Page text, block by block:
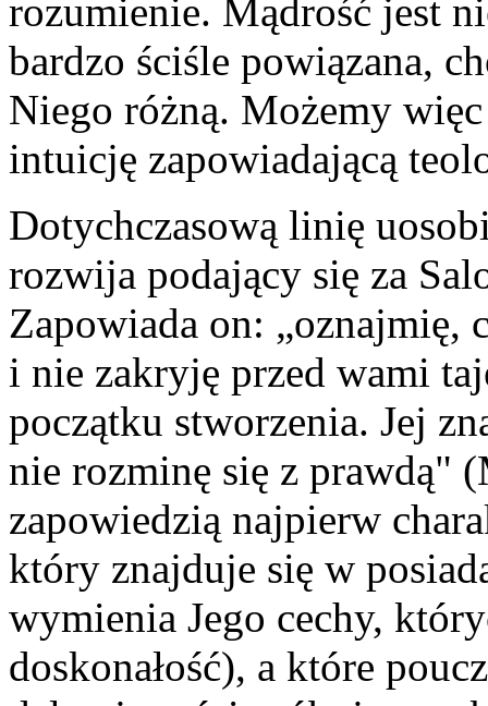
rozumienie. Mądrość jest
bardzo ściśle powiązana,
Niego różną. Możemy
intuicję zapowiadającą
Dotychczasową linię
rozwija podający się za
Zapowiada on: „oznajmię,
i nie zakryję przed wami
początku stworzenia. Jej
nie rozminę się z prawdą"
zapowiedzią najpierw
który znajduje się w
wymienia Jego cechy,
doskonałość), a które